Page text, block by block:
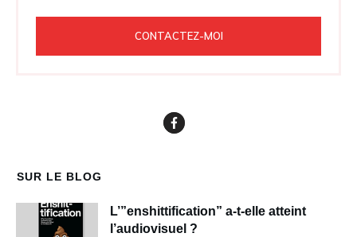
CONTACTEZ-MOI
SUR LE BLOG
L’”enshittification” a-t-elle atteint
l’audiovisuel ?